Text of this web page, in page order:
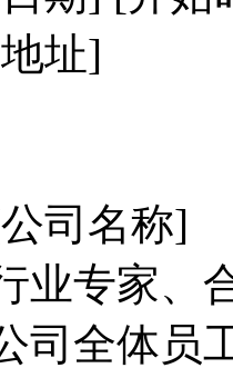
址]
司名称]
业专家、
司全体员